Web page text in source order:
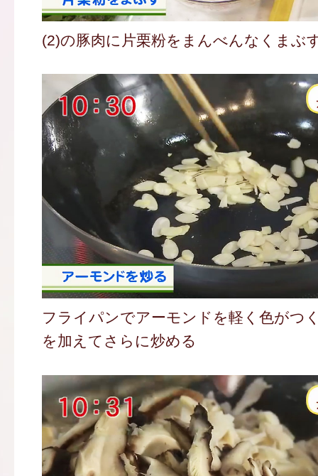
(2)の豚肉に片栗粉をまんべんなくまぶ
フライパンでアーモンドを軽く色がつ
を加えてさらに炒める